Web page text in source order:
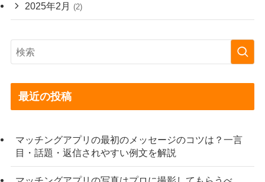
2025年2月 (2)
最近の投稿
マッチングアプリの最初のメッセージのコツは？一言
目・話題・返信されやすい例文を解説